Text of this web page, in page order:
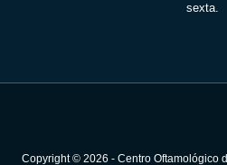
sexta.
Copyright © 2026 - Centro Oftamológico